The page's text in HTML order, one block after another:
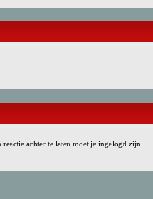
achter te laten moet je ingelogd zijn.